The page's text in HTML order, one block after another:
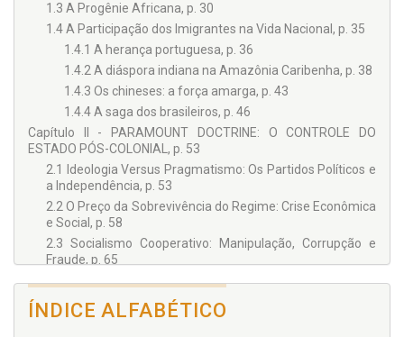
1.3 A Progênie Africana, p. 30
1.4 A Participação dos Imigrantes na Vida Nacional, p. 35
1.4.1 A herança portuguesa, p. 36
1.4.2 A diáspora indiana na Amazônia Caribenha, p. 38
1.4.3 Os chineses: a força amarga, p. 43
1.4.4 A saga dos brasileiros, p. 46
Capítulo II - PARAMOUNT DOCTRINE: O CONTROLE DO
ESTADO PÓS-COLONIAL, p. 53
2.1 Ideologia Versus Pragmatismo: Os Partidos Políticos e
a Independência, p. 53
2.2 O Preço da Sobrevivência do Regime: Crise Econômica
e Social, p. 58
2.3 Socialismo Cooperativo: Manipulação, Corrupção e
Fraude, p. 65
2.4 Raça, Credo e Política na "Terra dos Seis Povos", p. 67
2.4.1 O Presidente chinês (1970-1980), p. 68
2.4.2 O Presidente negro (1980-1985), p. 69
ÍNDICE ALFABÉTICO